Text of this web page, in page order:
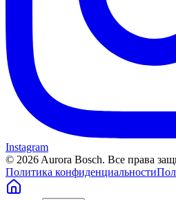
Instagram
© 2026 Aurora Bosch. Все права
Политика конфиденциальности